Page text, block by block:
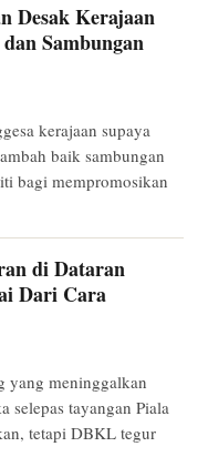
Desak Kerajaan
Sambungan
kerajaan supaya
baik sambungan
bagi mempromosikan
di Dataran
Dari Cara
yang meninggalkan
selepas tayangan Piala
tetapi DBKL tegur